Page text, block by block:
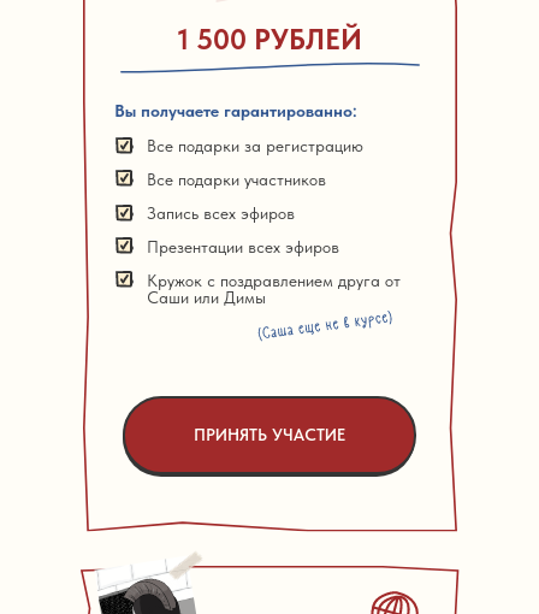
1 500 РУБЛЕЙ
Вы получаете гарантированно:
Все подарки за регистрацию
Все подарки участников
Запись всех эфиров
Презентации всех эфиров
Кружок с поздравлением друга от
Саши или Димы
ПРИНЯТЬ УЧАСТИЕ